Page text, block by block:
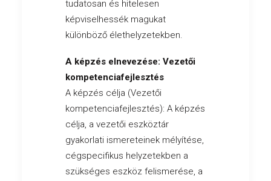
tudatosan és hitelesen
képviselhessék magukat
különböző élethelyzetekben.
A képzés elnevezése: Vezetői
kompetenciafejlesztés
A képzés célja (Vezetői
kompetenciafejlesztés): A képzés
célja, a vezetői eszköztár
gyakorlati ismereteinek mélyítése,
cégspecifikus helyzetekben a
szükséges eszköz felismerése, a